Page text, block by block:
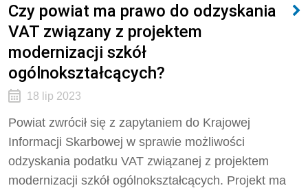
Czy powiat ma prawo do odzyskania
VAT związany z projektem
modernizacji szkół
ogólnokształcących?
18 lip 2023
Powiat zwrócił się z zapytaniem do Krajowej
Informacji Skarbowej w sprawie możliwości
odzyskania podatku VAT związanej z projektem
modernizacji szkół ogólnokształcących. Projekt ma